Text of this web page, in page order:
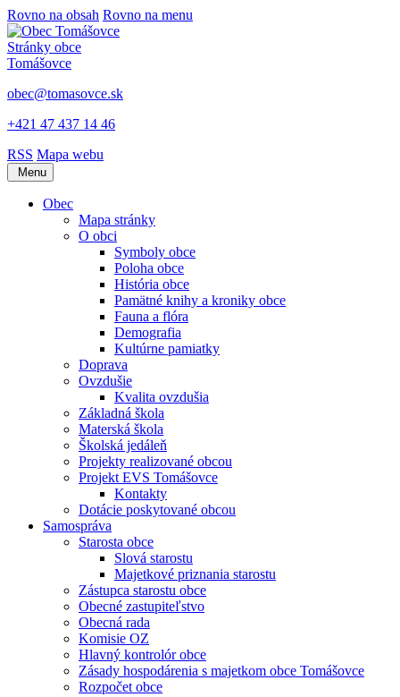
Rovno na obsah Rovno na menu
Stránky obce
Tomášovce
obec@tomasovce.sk
+421 47 437 14 46
RSS Mapa webu
Menu
Obec
Mapa stránky
O obci
Symboly obce
Poloha obce
História obce
Pamätné knihy a kroniky obce
Fauna a flóra
Demografia
Kultúrne pamiatky
Doprava
Ovzdušie
Kvalita ovzdušia
Základná škola
Materská škola
Školská jedáleň
Projekty realizované obcou
Projekt EVS Tomášovce
Kontakty
Dotácie poskytované obcou
Samospráva
Starosta obce
Slová starostu
Majetkové priznania starostu
Zástupca starostu obce
Obecné zastupiteľstvo
Obecná rada
Komisie OZ
Hlavný kontrolór obce
Zásady hospodárenia s majetkom obce Tomášovce
Rozpočet obce